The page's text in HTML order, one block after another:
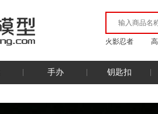
火影忍者
手办 钥匙扣